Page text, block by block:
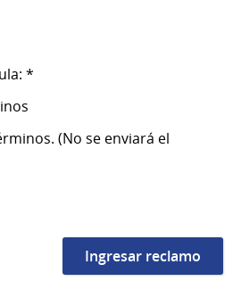
*
(No se enviará el